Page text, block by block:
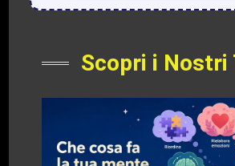
Scopri i Nostri